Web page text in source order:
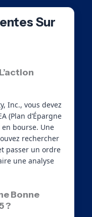
Sur
Inc., vous devez
(Plan d’Épargne
bourse. Une
rechercher
passer un ordre
une analyse
Bonne
?